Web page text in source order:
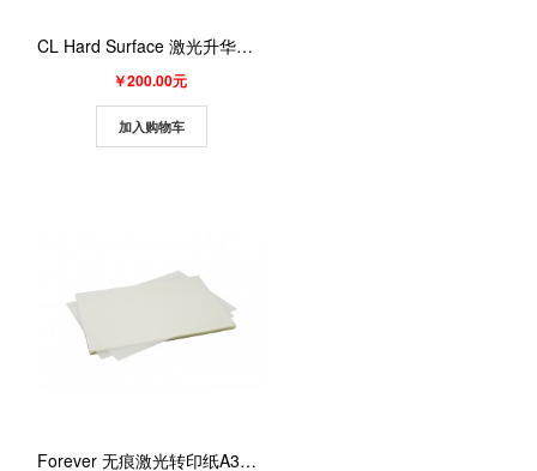
CL Hard Surface 激光升华纸(100张/包）(1个/组)
￥200.00元
加入购物车
Forever 无痕激光转印纸A3（深色A面） 100张/包